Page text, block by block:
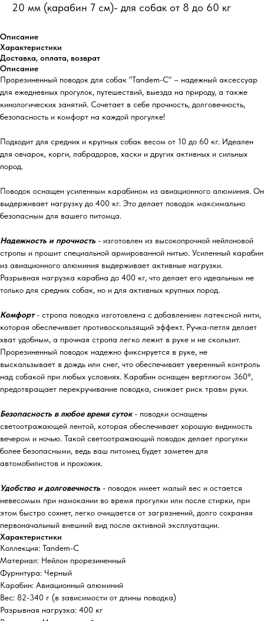
20 мм (карабин 7 см)- для собак от 8 до 60 кг
Описание
Характеристики
Доставка, оплата, возврат
Описание
Прорезиненный поводок для собак "Tandem-C" – надежный аксессуар
для ежедневных прогулок, путешествий, выезда на природу, а также
кинологических занятий. Сочетает в себе прочность, долговечность,
безопасность и комфорт на каждой прогулке!
Подходит для средних и крупных собак весом от 10 до 60 кг. Идеален
для овчарок, корги, лабрадоров, хаски и других активных и сильных
пород.
Поводок оснащен усиленным карабином из авиационного алюминия. Он
выдерживает нагрузку до 400 кг. Это делает поводок максимально
безопасным для вашего питомца.
Надежность и прочность - изготовлен из высокопрочной нейлоновой
стропы и прошит специальной армированной нитью. Усиленный карабин
из авиационного алюминия выдерживает активные нагрузки.
Разрывная нагрузка карабна до 400 кг, что делает его идеальным не
только для средних собак, но и для активных крупных пород.
Комфорт- стропа поводка изготовлена с добавлением латексной нити,
которая обеспечивает противоскользящий эффект. Ручка-петля делает
хват удобным, а прочная стропа легко лежит в руке и не скользит.
Прорезиненный поводок надежно фиксируется в руке, не
выскальзывает в дождь или снег, что обеспечивает уверенный контроль
над собакой при любых условиях. Карабин оснащен вертлюгом 360°,
предотвращает перекручивание поводка, снижает риск травм руки.
Безопасность в любое время суток- поводки оснащены
светоотражающей лентой, которая обеспечивает хорошую видимость
вечером и ночью. Такой светоотражающий поводок делает прогулки
более безопасными, ведь ваш питомец будет заметен для
автомобилистов и прохожих.
Удобство и долговечность - поводок имеет малый вес и остается
невесомым при намокании во время прогулки или после стирки, при
этом быстро сохнет, легко очищается от загрязнений, долго сохраняя
первоначальный внешний вид после активной эксплуатации.
Характеристики
Коллекция: Tandem-С
Материал: Нейлон прорезиненный
Фурнитура: Черный
Карабин: Авиационный алюминий
Вес: 82-340 г (в зависимости от длины поводка)
Разрывная нагрузка: 400 кг